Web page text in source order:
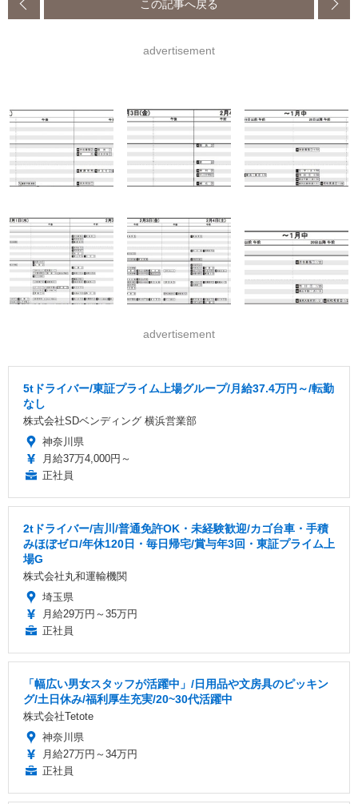
この記事へ戻る
advertisement
advertisement
5tドライバー/東証プライム上場グループ/月給37.4万円～/転勤
なし
株式会社SDベンディング 横浜営業部
神奈川県
月給37万4,000円～
正社員
2tドライバー/吉川/普通免許OK・未経験歓迎/カゴ台車・手積
みほぼゼロ/年休120日・毎日帰宅/賞与年3回・東証プライム上
場G
株式会社丸和運輸機関
埼玉県
月給29万円～35万円
正社員
「幅広い男女スタッフが活躍中」/日用品や文房具のピッキン
グ/土日休み/福利厚生充実/20~30代活躍中
株式会社Tetote
神奈川県
月給27万円～34万円
正社員